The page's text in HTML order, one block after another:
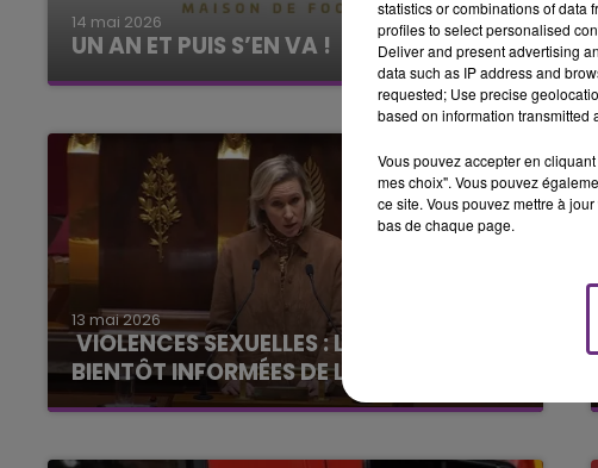
14 mai 2026
UN AN ET PUIS S’EN VA !
13 mai 2026
VIOLENCES SEXUELLES : LES VICTIMES
BIENTÔT INFORMÉES DE LA...
statistics or combinations of data
profiles to select personalised
Deliver and present advertising
data such as IP address and
requested; Use precise
based on information transmitted
Vous pouvez accepter en
mes choix". Vous pouvez
ce site. Vous pouvez mettre à
bas de chaque page.